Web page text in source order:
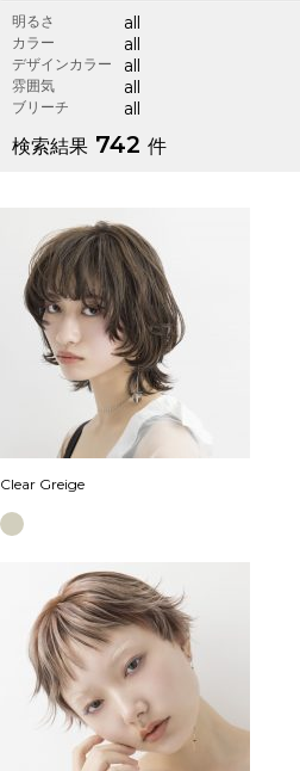
明るさ all
カラー all
デザインカラー all
雰囲気 all
ブリーチ all
検索結果 742 件
Clear Greige